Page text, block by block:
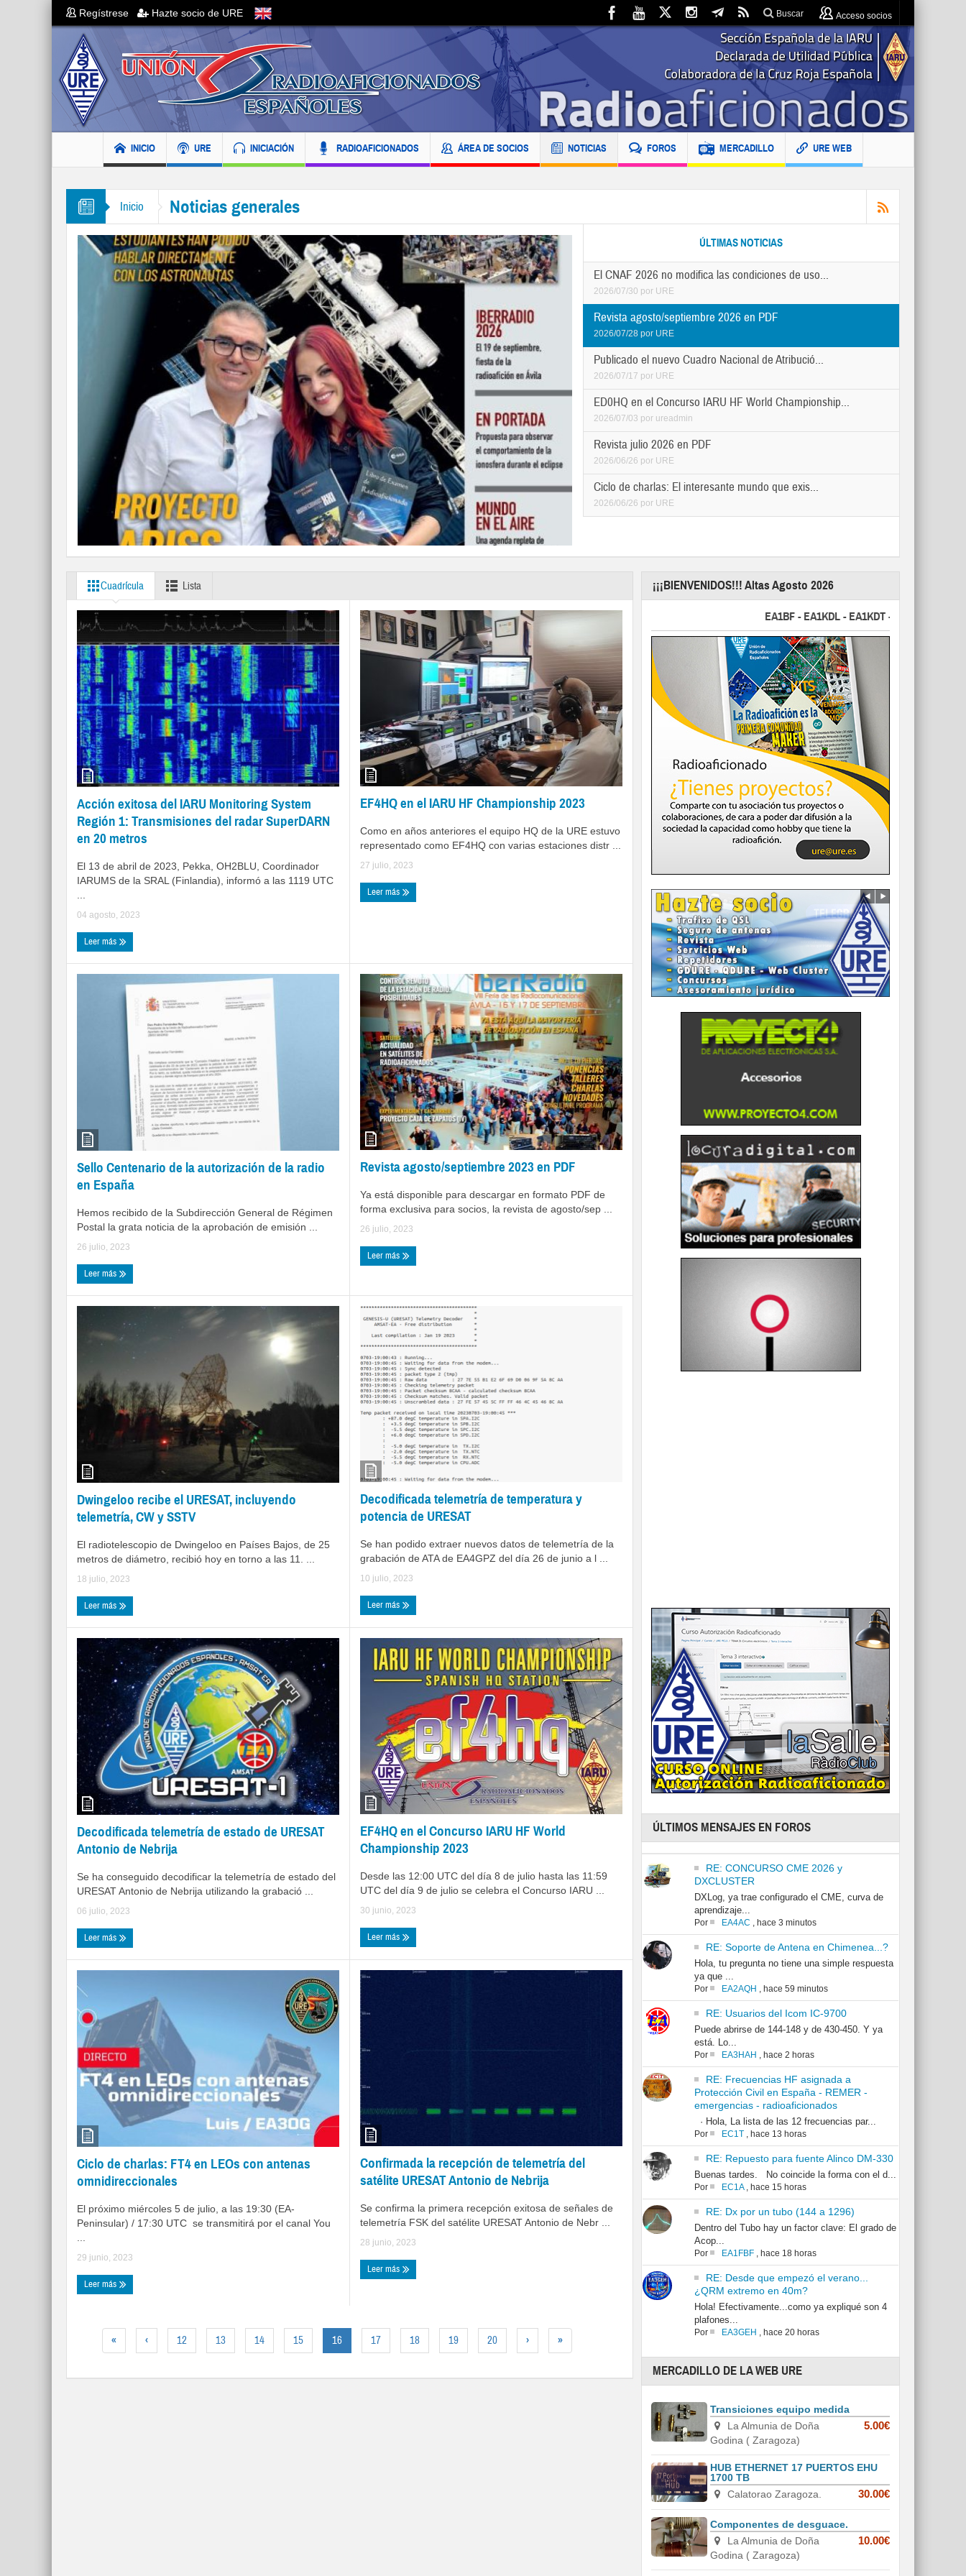
Regístrese Hazte socio de URE Buscar Acceso socios
INICIO URE INICIACIÓN RADIOAFICIONADOS ÁREA DE SOCIOS NOTICIAS FOROS MERCADILLO URE WEB
Inicio Noticias generales
ÚLTIMAS NOTICIAS
El CNAF 2026 no modifica las condiciones de uso...
2026/07/30 por URE
Revista agosto/septiembre 2026 en PDF
2026/07/28 por URE
Publicado el nuevo Cuadro Nacional de Atribució...
2026/07/17 por URE
ED0HQ en el Concurso IARU HF World Championship...
2026/07/03 por ureadmin
Revista julio 2026 en PDF
2026/06/26 por URE
Ciclo de charlas: El interesante mundo que exis...
2026/06/26 por URE
Cuadrícula Lista
Acción exitosa del IARU Monitoring System
Región 1: Transmisiones del radar SuperDARN
en 20 metros
El 13 de abril de 2023, Pekka, OH2BLU, Coordinador
IARUMS de la SRAL (Finlandia), informó a las 1119 UTC
04 agosto, 2023
Leer más
EF4HQ en el IARU HF Championship 2023
Como en años anteriores el equipo HQ de la URE estuvo
representado como EF4HQ con varias estaciones distr ...
27 julio, 2023
Leer más
Sello Centenario de la autorización de la radio
en España
Hemos recibido de la Subdirección General de Régimen
Postal la grata noticia de la aprobación de emisión ...
26 julio, 2023
Leer más
Revista agosto/septiembre 2023 en PDF
Ya está disponible para descargar en formato PDF de
forma exclusiva para socios, la revista de agosto/sep ...
26 julio, 2023
Leer más
Dwingeloo recibe el URESAT, incluyendo
telemetría, CW y SSTV
El radiotelescopio de Dwingeloo en Países Bajos, de 25
metros de diámetro, recibió hoy en torno a las 11. ...
18 julio, 2023
Leer más
Decodificada telemetría de temperatura y
potencia de URESAT
Se han podido extraer nuevos datos de telemetría de la
grabación de ATA de EA4GPZ del día 26 de junio a l ...
10 julio, 2023
Leer más
Decodificada telemetría de estado de URESAT
Antonio de Nebrija
Se ha conseguido decodificar la telemetría de estado del
URESAT Antonio de Nebrija utilizando la grabació ...
06 julio, 2023
Leer más
EF4HQ en el Concurso IARU HF World
Championship 2023
Desde las 12:00 UTC del día 8 de julio hasta las 11:59
UTC del día 9 de julio se celebra el Concurso IARU ...
30 junio, 2023
Leer más
Ciclo de charlas: FT4 en LEOs con antenas
omnidireccionales
El próximo miércoles 5 de julio, a las 19:30 (EA-
Peninsular) / 17:30 UTC se transmitirá por el canal You
29 junio, 2023
Leer más
Confirmada la recepción de telemetría del
satélite URESAT Antonio de Nebrija
Se confirma la primera recepción exitosa de señales de
telemetría FSK del satélite URESAT Antonio de Nebr ...
28 junio, 2023
Leer más
« ‹ 12 13 14 15 16 17 18 19 20 › »
¡¡¡BIENVENIDOS!!! Altas Agosto 2026
EA1BF - EA1KDL - EA1KDT - EA2FBJ - EA2FJU -
ÚLTIMOS MENSAJES EN FOROS
RE: CONCURSO CME 2026 y
DXCLUSTER
DXLog, ya trae configurado el CME, curva de
aprendizaje...
Por EA4AC , hace 3 minutos
RE: Soporte de Antena en Chimenea...?
Hola, tu pregunta no tiene una simple respuesta
ya que ...
Por EA2AQH , hace 59 minutos
RE: Usuarios del Icom IC-9700
Puede abrirse de 144-148 y de 430-450. Y ya
está. Lo...
Por EA3HAH , hace 2 horas
RE: Frecuencias HF asignada a
Protección Civil en España - REMER -
emergencias - radioaficionados
· Hola, La lista de las 12 frecuencias par...
Por EC1T, hace 13 horas
RE: Repuesto para fuente Alinco DM-330
Buenas tardes. No coincide la forma con el d...
Por EC1A, hace 15 horas
RE: Dx por un tubo (144 a 1296)
Dentro del Tubo hay un factor clave: El grado de
Acop...
Por EA1FBF, hace 18 horas
RE: Desde que empezó el verano...
¿QRM extremo en 40m?
Hola! Efectivamente...como ya expliqué son 4
plafones...
Por EA3GEH , hace 20 horas
MERCADILLO DE LA WEB URE
Transiciones equipo medida
La Almunia de Doña
Godina ( Zaragoza)
5.00€
HUB ETHERNET 17 PUERTOS EHU
1700 TB
Calatorao Zaragoza.
30.00€
Componentes de desguace.
La Almunia de Doña
Godina ( Zaragoza)
10.00€